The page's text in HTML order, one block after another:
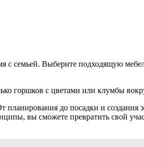
семьей. Выберите подходящую
горшков с цветами или клумбы
планирования до посадки и
вы сможете превратить свой